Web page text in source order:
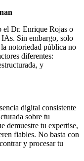
el Dr. Enrique Rojas o
Sin embargo, solo
notoriedad pública no
diferentes:
y
digital consistente
sobre tu
demuestre tu expertise,
fiables. No basta con
y procesar tu